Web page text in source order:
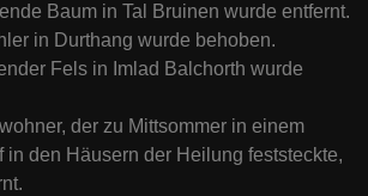
Baum in Tal Bruinen wurde entfernt.
in Durthang wurde behoben.
Fels in Imlad Balchorth wurde
der zu Mittsommer in einem
in den Häusern der Heilung feststeckte,